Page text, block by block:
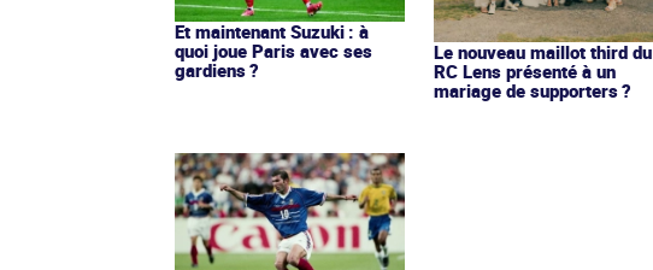
Et maintenant Suzuki : à
quoi joue Paris avec ses
gardiens ?
Le nouveau maillot third du
RC Lens présenté à un
mariage de supporters ?